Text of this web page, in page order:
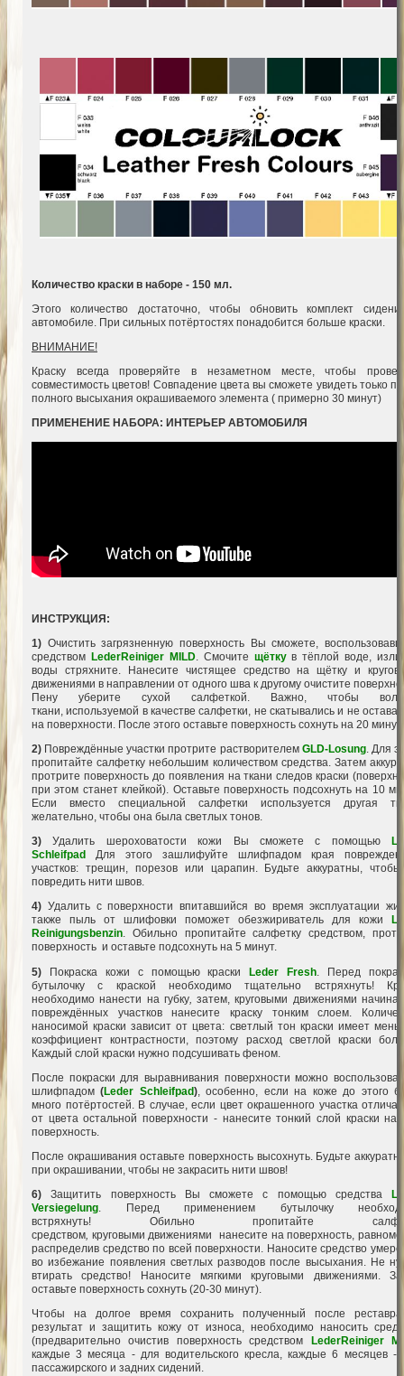
Количество краски в наборе - 150 мл.
Этого количество достаточно, чтобы обновить комплект
автомобиле. При сильных потёртостях понадобится больше краски.
ВНИМАНИЕ!
Краску всегда проверяйте в незаметном месте, чтобы
совместимость цветов! Совпадение цвета вы сможете увидеть тоько
полного высыхания окрашиваемого элемента ( примерно 30 минут)
ПРИМЕНЕНИЕ НАБОРА: ИНТЕРЬЕР АВТОМОБИЛЯ
ИНСТРУКЦИЯ:
1) Очистить загрязненную поверхность Вы сможете,
средством LederReiniger MILD.Смочите щётку в тёплойводе,
воды стряхните. Нанесите чистящее средство на щётку и
движениями в направлении от одного шва к другому очистите
Пену уберите сухой салфеткой. Важно, чтобы
ткани,используемой в качестве салфетки, не скатывались и не
на поверхности. После этого оставьте поверхность сохнуть на 20 минут.
2) Повреждённые участки протрите растворителем GLD-Losung. Для
пропитайте салфетку небольшим количеством средства. Затем
протрите поверхность до появления на ткани следов краски
при этом станет клейкой). Оставьте поверхность подсохнуть на 10
Если вместо специальной салфетки используется другая
желательно, чтобы она была светлых тонов.
3) Удалить шероховатости кожи Вы сможете с помощью
Schleifpad
Для этого зашлифуйте шлифпадом края
участков: трещин, порезов или царапин. Будьте аккуратны,
повредить нити швов.
4) Удалить с поверхности впитавшийся во время эксплуатации
также пыль от шлифовки поможет обезжириватель для кожи
Reinigungsbenzin. Обильно пропитайте салфетку средством,
поверхность и оставьте подсохнуть на 5 минут.
5) Покраска кожи с помощью краскиLeder Fresh
Перед
бутылочку с краской необходимо тщательно встряхнуть!
необходимо нанести на губку, затем,круговыми движениями
повреждённых участков нанесите краску тонким слоем.
наносимой краски зависит от цвета: светлый тон краски имеет
коэффициент контрастности, поэтому расход светлой краски
Каждый слой краски нужно подсушивать феном.
После покраски для выравнивания поверхности можно
шлифпадом(Leder Schleifpad), особенно, если на коже до этого
много потёртостей. В случае, если цвет окрашенного участка
от цвета остальной поверхности - нанесите тонкий слой краски на
поверхность.
После окрашивания оставьте поверхность высохнуть. Будьте
при окрашивании, чтобы не закрасить нити швов!
6) Защитить поверхность Вы сможете с помощью средства
Versiegelung.
Перед применением бутылочку
встряхнуть! Обильно пропитайте
средством, круговымидвижениями нанесите на поверхность,
распределив средство по всей поверхности. Наносите средство
во избежание появления светлых разводов после высыхания. Не
втирать средство! Наносите мягкими круговыми движениями.
оставьте поверхность сохнуть (20-30 минут).
Чтобы на долгое время сохранить полученный после
результат и защитить кожу от износа, необходимо наносить
(предварительно очистив поверхность средством
LederReiniger
каждые 3 месяца - для водительского кресла, каждые 6 месяцев -
пассажирского и задних сидений.